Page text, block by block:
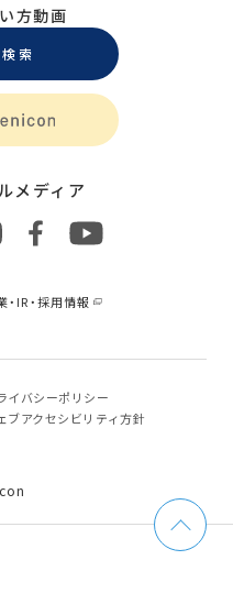
方動画
索
メディア
・IR・採用情報
イバシーポリシー
ブアクセシビリティ方針